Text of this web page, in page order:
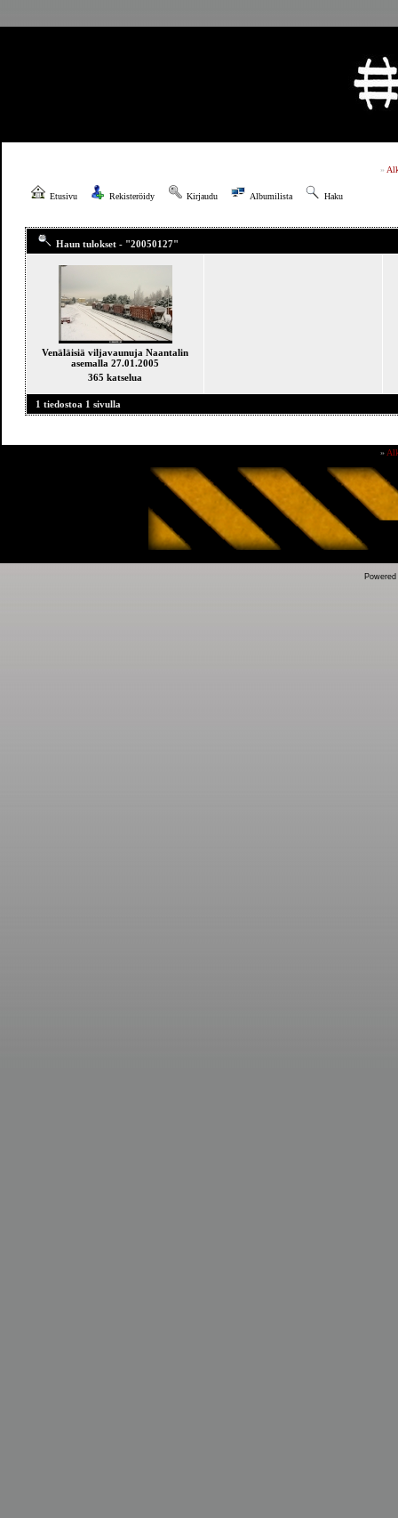
»
Etusivu Rekisteröidy Kirjaudu Albumilista Haku
Haun tulokset - "20050127"
Venäläisiä viljavaunuja Naantalin
asemalla 27.01.2005
365 katselua
1 tiedostoa 1 sivulla
»